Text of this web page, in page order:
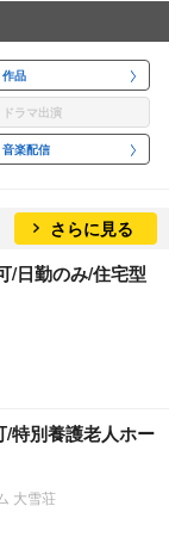
作品
ドラマ出演
音楽配信
さらに見る
/日勤のみ/住宅型
/特別養護老人ホー
大雪荘